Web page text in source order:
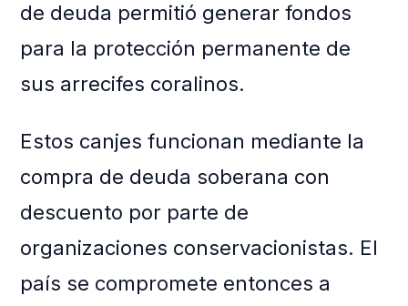
de deuda permitió generar fondos
para la protección permanente de
sus arrecifes coralinos.
Estos canjes funcionan mediante la
compra de deuda soberana con
descuento por parte de
organizaciones conservacionistas. El
país se compromete entonces a